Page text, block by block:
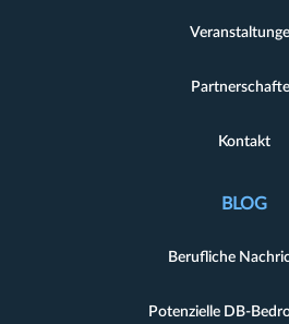
Kontakt
BLOG
Berufliche
Potenzielle DB-